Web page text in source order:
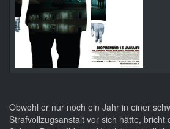
Obwohl er nur noch ein Jahr in einer
Strafvollzugsanstalt vor sich hätte, bricht